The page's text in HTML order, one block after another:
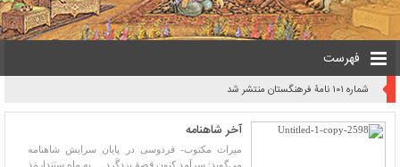
فهرست
شماره ۱۰۱ نامۀ فرهنگستان منتشر شد
​آخر شاهنامه
میراث مکتوب- فردوسی در پایان سرایش شاهنامه
می‌گوید: سرآمد کنون قصۀ یزدگَرد به ماه سِپَندارمَذ